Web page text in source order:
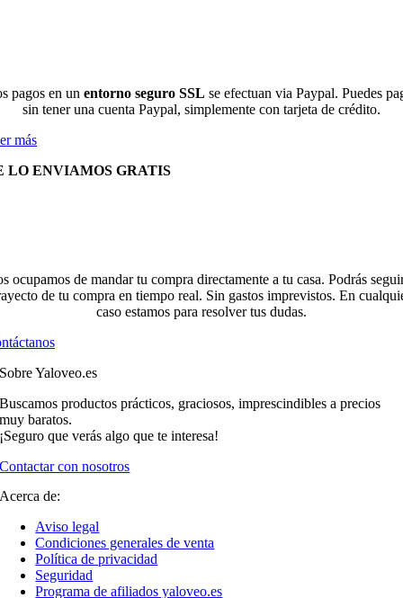
pagos en un entorno seguro SSL se efectuan via Paypal. Puedes
sin tener una cuenta Paypal, simplemente con tarjeta de crédito.
más
LO ENVIAMOS GRATIS
ocupamos de mandar tu compra directamente a tu casa. Podrás
de tu compra en tiempo real. Sin gastos imprevistos. En
caso estamos para resolver tus dudas.
Sobre Yaloveo.es
Buscamos productos prácticos, graciosos, imprescindibles a precios
muy baratos.
¡Seguro que verás algo que te interesa!
Contactar con nosotros
Acerca de:
Aviso legal
Condiciones generales de venta
Política de privacidad
Seguridad
Programa de afiliados yaloveo.es